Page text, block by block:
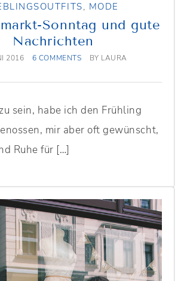
, MODE
Sonntag und gute
Nachrichten
2016 6 COMMENTS BY LAURA
sein, habe ich den Frühling
mir aber oft gewünscht,
Ruhe für […]